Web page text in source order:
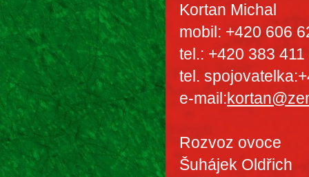
Kortan Michal
mobil: +420 606
tel.: +420 383
tel.
e-mail:
Rozvoz ovoce
Šuhájek Oldřich